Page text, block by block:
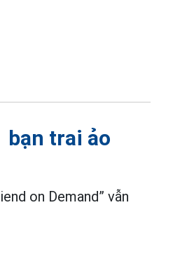
bạn trai ảo
on Demand” vẫn